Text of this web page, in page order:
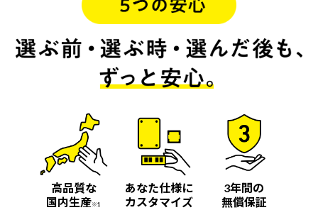
高品質な
国内生産※1
あなた仕様に
カスタマイズ
3年間の
無償保証